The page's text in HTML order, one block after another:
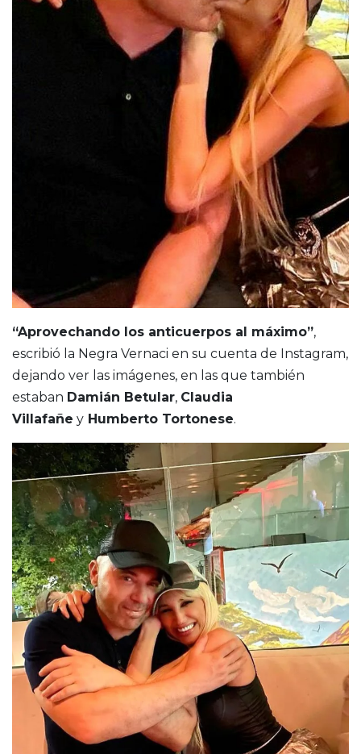
“Aprovechando los anticuerpos al máximo”,
escribió la Negra Vernaci en su cuenta de Instagram,
dejando ver las imágenes, en las que también
estaban Damián Betular, Claudia
Villafañe y Humberto Tortonese.